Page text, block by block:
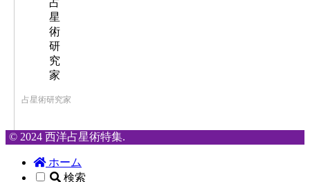
占星術研究家
© 2024 西洋占星術特集.
ホーム
検索